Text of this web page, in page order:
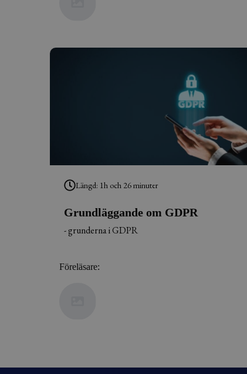
Längd: 1h och 26 minuter
Grundläggande om GDPR
- grunderna i GDPR
Föreläsare: